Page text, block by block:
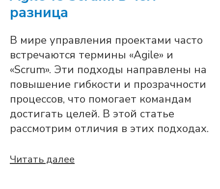
разница
В мире управления проектами часто
встречаются термины «Agile» и
«Scrum». Эти подходы направлены на
повышение гибкости и прозрачности
процессов, что помогает командам
достигать целей. В этой статье
рассмотрим отличия в этих подходах.
Читать далее